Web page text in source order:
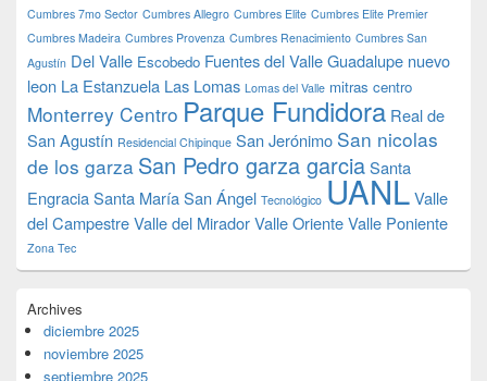
Cumbres 7mo Sector Cumbres Allegro Cumbres Elite Cumbres Elite Premier
Cumbres Madeira Cumbres Provenza Cumbres Renacimiento Cumbres San
Agustín Del Valle Escobedo Fuentes del ValleGuadalupe nuevo
leon La Estanzuela Las Lomas Lomas del Valle mitras centro
Monterrey Centro Parque Fundidora Real de
San Agustín Residencial Chipinque San Jerónimo San nicolas
de los garza San Pedro garza garciaSanta
EngraciaSanta MaríaSan Ángel Tecnológico UANLValle
del CampestreValle del MiradorValle OrienteValle Poniente
Zona Tec
Archives
diciembre 2025
noviembre 2025
septiembre 2025